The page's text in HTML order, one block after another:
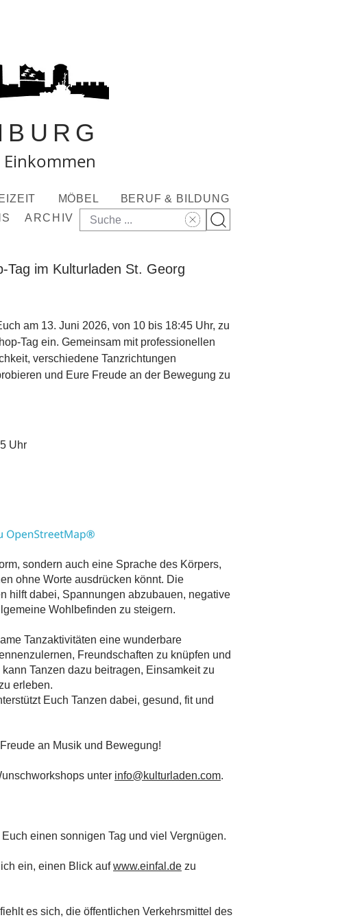
MÖBEL
ARCHIV
BERUF & BILDUNG
Tag im Kulturladen St. Georg
am 13. Juni 2026, von 10 bis 18:45 Uhr, zu
Tag ein. Gemeinsam mit professionellen
verschiedene Tanzrichtungen
und Eure Freude an der Bewegung zu
Uhr
sondern auch eine Sprache des Körpers,
ohne Worte ausdrücken könnt. Die
hilft dabei, Spannungen abzubauen, negative
Wohlbefinden zu steigern.
Tanzaktivitäten eine wunderbare
Freundschaften zu knüpfen und
Tanzen dazu beitragen, Einsamkeit zu
erleben.
Euch Tanzen dabei, gesund, fit und
an Musik und Bewegung!
unter info@kulturladen.com.
einen sonnigen Tag und viel Vergnügen.
ein, einen Blick aufwww.einfal.de zu
es sich, die öffentlichen Verkehrsmittel des